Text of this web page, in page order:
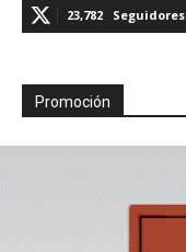
23,782 Seguidores
Promoción